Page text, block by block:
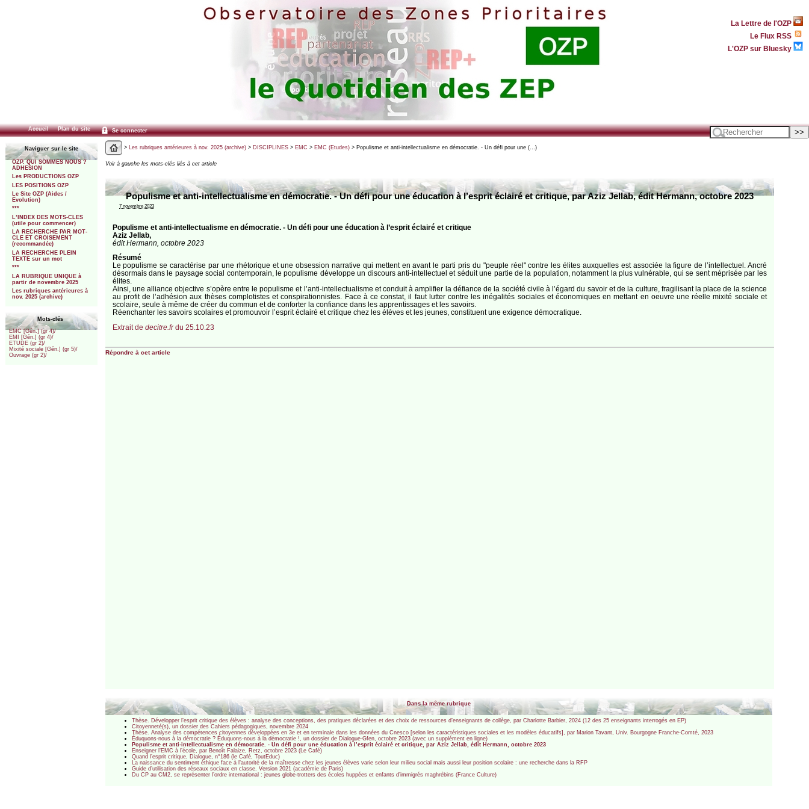
La Lettre de l'OZP
Le Flux RSS
L'OZP sur Bluesky
Accueil Plan du site Se connecter
Naviguer sur le site
OZP. QUI SOMMES NOUS ?
ADHESION
Les PRODUCTIONS OZP
LES POSITIONS OZP
Le Site OZP (Aides /
Evolution)
***
L’INDEX DES MOTS-CLES
(utile pour commencer)
LA RECHERCHE PAR MOT-
CLE ET CROISEMENT
(recommandée)
LA RECHERCHE PLEIN
TEXTE sur un mot
***
LA RUBRIQUE UNIQUE à
partir de novembre 2025
Les rubriques antérieures à
nov. 2025 (archive)
Mots-clés
EMC [Gén.] (gr 4)/
EMI [Gén.] (gr 4)/
ETUDE (gr 2)/
Mixité sociale [Gén.] (gr 5)/
Ouvrage (gr 2)/
> Les rubriques antérieures à nov. 2025 (archive)> DISCIPLINES> EMC > EMC (Etudes)> Populisme et anti-intellectualisme en démocratie. - Un défi pour une (…)
Voir à gauche les mots-clés liés à cet article
Populisme et anti-intellectualisme en démocratie. - Un défi pour une éducation à l’esprit éclairé et critique, par Aziz Jellab, édit Hermann, octobre 2023
7 novembre 2023
Populisme et anti-intellectualisme en démocratie. - Un défi pour une éducation à l’esprit éclairé et critique
Aziz Jellab,
édit Hermann, octobre 2023
Résumé
Le populisme se caractérise par une rhétorique et une obsession narrative qui mettent en avant le parti pris du "peuple réel" contre les élites auxquelles est associée la figure de l’intellectuel. Ancré
désormais dans le paysage social contemporain, le populisme développe un discours anti-intellectuel et séduit une partie de la population, notamment la plus vulnérable, qui se sent méprisée par les
élites.
Ainsi, une alliance objective s’opère entre le populisme et l’anti-intellectualisme et conduit à amplifier la défiance de la société civile à l’égard du savoir et de la culture, fragilisant la place de la science
au profit de l’adhésion aux thèses complotistes et conspirationnistes. Face à ce constat, il faut lutter contre les inégalités sociales et économiques en mettant en oeuvre une réelle mixité sociale et
scolaire, seule à même de créer du commun et de conforter la confiance dans les apprentissages et les savoirs.
Réenchanter les savoirs scolaires et promouvoir l’esprit éclairé et critique chez les élèves et les jeunes, constituent une exigence démocratique.
Extrait de decitre.frdu 25.10.23
Répondre à cet article
Dans la même rubrique
Thèse. Développer l’esprit critique des élèves : analyse des conceptions, des pratiques déclarées et des choix de ressources d’enseignants de collège, par Charlotte Barbier, 2024 (12 des 25 enseignants interrogés en EP)
Citoyenneté(s), un dossier des Cahiers pédagogiques, novembre 2024
Thèse. Analyse des compétences citoyennes développées en 3e et en terminale dans les données du Cnesco [selon les caractéristiques sociales et les modèles éducatifs], par Marion Tavant, Univ. Bourgogne Franche-Comté, 2023
Éduquons-nous à la démocratie ? Éduquons-nous à la démocratie !, un dossier de Dialogue-Gfen, octobre 2023 (avec un supplément en ligne)
Populisme et anti-intellectualisme en démocratie. - Un défi pour une éducation à l’esprit éclairé et critique, par Aziz Jellab, édit Hermann, octobre 2023
Enseigner l’EMC à l’école, par Benoît Falaize, Retz, octobre 2023 (Le Café)
Quand l’esprit critique, Dialogue, n°186 (le Café, ToutEduc)
La naissance du sentiment éthique face à l’autorité de la maîtresse chez les jeunes élèves varie selon leur milieu social mais aussi leur position scolaire : une recherche dans la RFP
Guide d’utilisation des réseaux sociaux en classe. Version 2021 (académie de Paris)
Du CP au CM2, se représenter l’ordre international : jeunes globe-trotters des écoles huppées et enfants d’immigrés maghrébins (France Culture)